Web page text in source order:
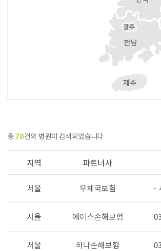
총 78건의 병원이 검색되었습니다.
지역 파트너사
서울 우체국보험 -
서울 에이스손해보험
서울 하나손해보험